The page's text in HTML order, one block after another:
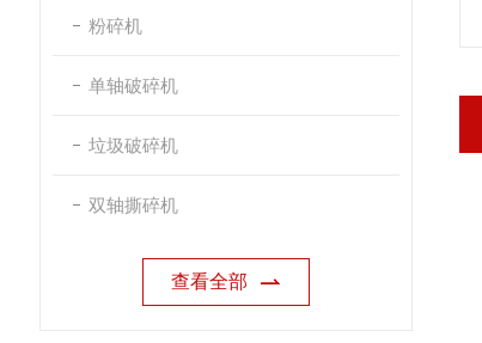
粉碎机
单轴破碎机
垃圾破碎机
双轴撕碎机
查看全部